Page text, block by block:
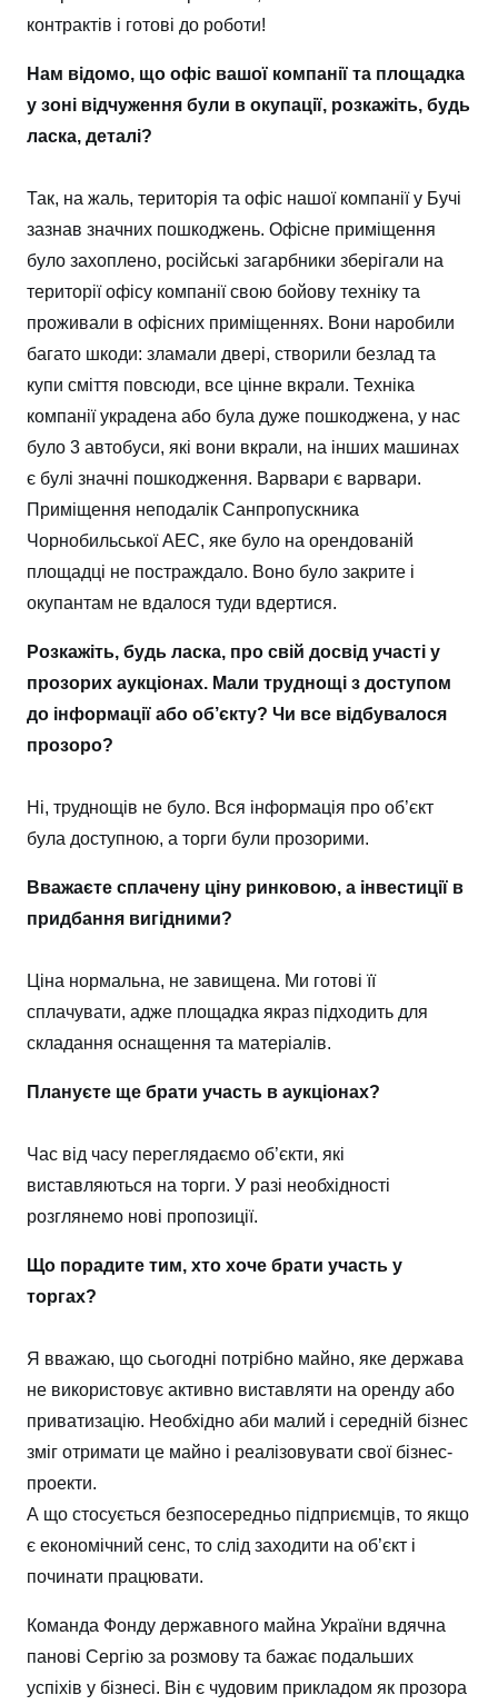
контрактів і готові до роботи!
Нам відомо, що офіс вашої компанії та площадка
у зоні відчуження були в окупації, розкажіть, будь
ласка, деталі?
Так, на жаль, територія та офіс нашої компанії у Бучі
зазнав значних пошкоджень. Офісне приміщення
було захоплено, російські загарбники зберігали на
території офісу компанії свою бойову техніку та
проживали в офісних приміщеннях. Вони наробили
багато шкоди: зламали двері, створили безлад та
купи сміття повсюди, все цінне вкрали. Техніка
компанії украдена або була дуже пошкоджена, у нас
було 3 автобуси, які вони вкрали, на інших машинах
є булі значні пошкодження. Варвари є варвари.
Приміщення неподалік Санпропускника
Чорнобильської АЕС, яке було на орендованій
площадці не постраждало. Воно було закрите і
окупантам не вдалося туди вдертися.
Розкажіть, будь ласка, про свій досвід участі у
прозорих аукціонах. Мали труднощі з доступом
до інформації або об’єкту? Чи все відбувалося
прозоро?
Ні, труднощів не було. Вся інформація про об’єкт
була доступною, а торги були прозорими.
Вважаєте сплачену ціну ринковою, а інвестиції в
придбання вигідними?
Ціна нормальна, не завищена. Ми готові її
сплачувати, адже площадка якраз підходить для
складання оснащення та матеріалів.
Плануєте ще брати участь в аукціонах?
Час від часу переглядаємо об’єкти, які
виставляються на торги. У разі необхідності
розглянемо нові пропозиції.
Що порадите тим, хто хоче брати участь у
торгах?
Я вважаю, що сьогодні потрібно майно, яке держава
не використовує активно виставляти на оренду або
приватизацію. Необхідно аби малий і середній бізнес
зміг отримати це майно і реалізовувати свої бізнес-
проекти.
А що стосується безпосередньо підприємців, то якщо
є економічний сенс, то слід заходити на об’єкт і
починати працювати.
Команда Фонду державного майна України вдячна
панові Сергію за розмову та бажає подальших
успіхів у бізнесі. Він є чудовим прикладом як прозора